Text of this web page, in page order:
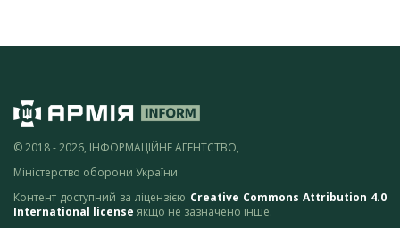
© 2018 - 2026, ІНФОРМАЦІЙНЕ АГЕНТСТВО,
Міністерство оборони України
Контент доступний за ліцензією Creative Commons Attribution 4.0
International license якщо не зазначено інше.